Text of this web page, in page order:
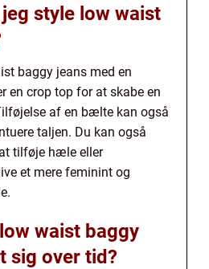
style low waist
baggy jeans med en
en crop top for at skabe en
af en bælte kan også
taljen. Du kan også
tilføje hæle eller
et mere feminint og
waist baggy
sig over tid?